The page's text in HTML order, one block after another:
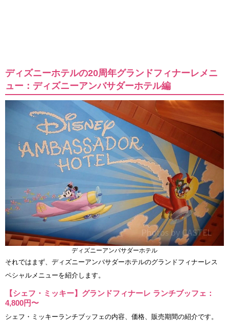
ディズニーホテルの20周年グランドフィナーレメニ
ュー：ディズニーアンバサダーホテル編
ディズニーアンバサダーホテル
それではまず、ディズニーアンバサダーホテルのグランドフィナーレス
ペシャルメニューを紹介します。
【シェフ・ミッキー】グランドフィナーレ ランチブッフェ：
4,800円〜
シェフ・ミッキーランチブッフェの内容、価格、販売期間の紹介です。